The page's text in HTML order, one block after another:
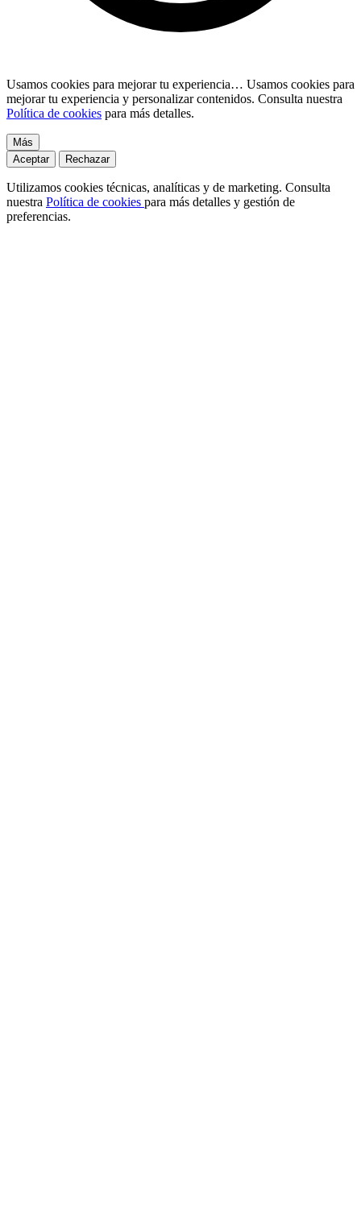
Usamos cookies para mejorar tu experiencia… Usamos cookies para
mejorar tu experiencia y personalizar contenidos. Consulta nuestra
Política de cookies para más detalles.
Más
Aceptar
Rechazar
Utilizamos cookies técnicas, analíticas y de marketing. Consulta
nuestra Política de cookies para más detalles y gestión de
preferencias.